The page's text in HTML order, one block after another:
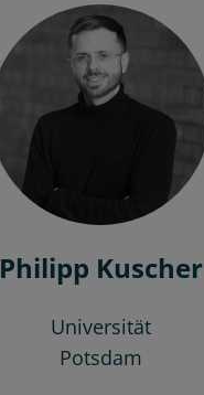
Philipp Kuscher
Universität
Potsdam